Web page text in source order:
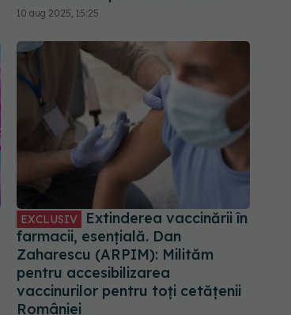
10 aug 2025, 15:25
EXCLUSIV
Extinderea vaccinării în
farmacii, esențială. Dan
Zaharescu (ARPIM): Milităm
pentru accesibilizarea
vaccinurilor pentru toți cetățenii
României